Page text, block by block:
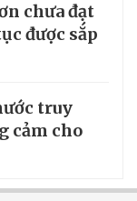
chưa đạt
được sắp
truy
cảm cho